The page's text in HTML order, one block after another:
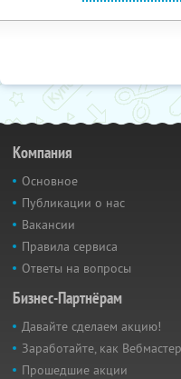
Компания
Основное
Публикации о нас
Вакансии
Правила сервиса
Ответы на вопросы
Бизнес-Партнёрам
Давайте сделаем акцию!
Заработайте, как Вебмастер
Прошедшие акции